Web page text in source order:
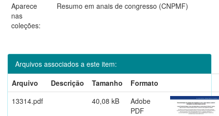
Aparece
nas
coleções:
Resumo em anais de congresso (CNPMF)
Arquivos associados a este item:
Arquivo
Descrição Tamanho
Formato
13314.pdf
40,08 kB
Adobe
PDF